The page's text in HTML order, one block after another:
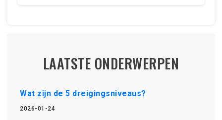
LAATSTE ONDERWERPEN
Wat zijn de 5 dreigingsniveaus?
2026-01-24